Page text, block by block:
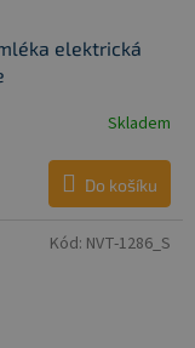
elektrická
Skladem
Do košíku
Kód: NVT-1286_S